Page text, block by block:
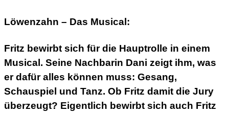
Löwenzahn – Das Musical:
Fritz bewirbt sich für die Hauptrolle in einem
Musical. Seine Nachbarin Dani zeigt ihm, was
er dafür alles können muss: Gesang,
Schauspiel und Tanz. Ob Fritz damit die Jury
überzeugt? Eigentlich bewirbt sich auch Fritz